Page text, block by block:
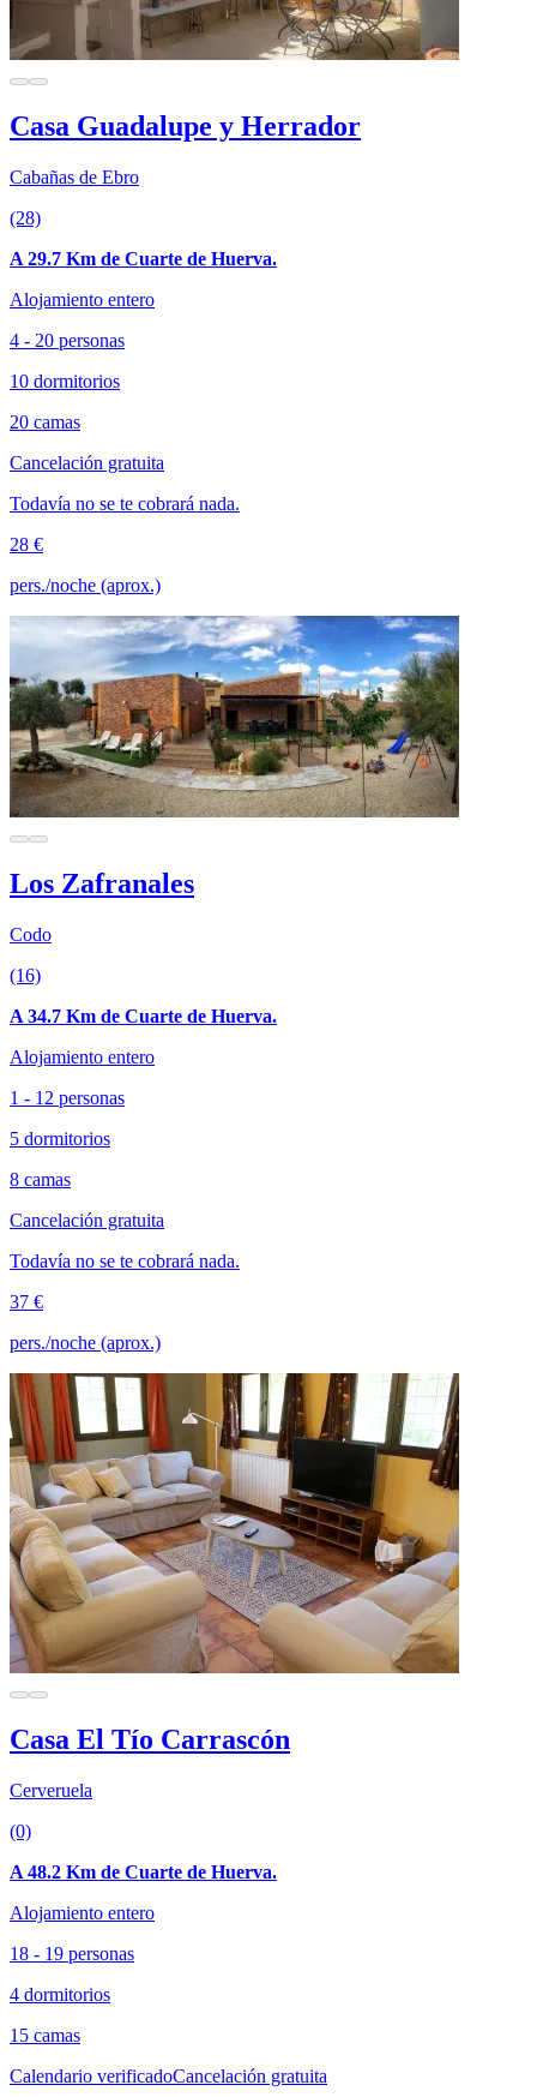
Casa Guadalupe y Herrador
Cabañas de Ebro
(28)
A 29.7 Km de Cuarte de Huerva.
Alojamiento entero
4 - 20 personas
10 dormitorios
20 camas
Cancelación gratuita
Todavía no se te cobrará nada.
28 €
pers./noche (aprox.)
Los Zafranales
Codo
(16)
A 34.7 Km de Cuarte de Huerva.
Alojamiento entero
1 - 12 personas
5 dormitorios
8 camas
Cancelación gratuita
Todavía no se te cobrará nada.
37 €
pers./noche (aprox.)
Casa El Tío Carrascón
Cerveruela
(0)
A 48.2 Km de Cuarte de Huerva.
Alojamiento entero
18 - 19 personas
4 dormitorios
15 camas
Calendario verificadoCancelación gratuita